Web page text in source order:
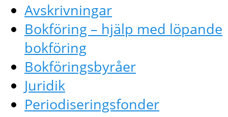
Avskrivningar
Bokföring – hjälp med löpande
bokföring
Bokföringsbyråer
Juridik
Periodiseringsfonder